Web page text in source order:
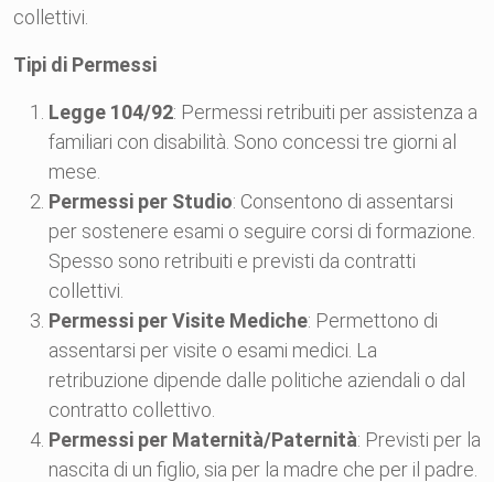
collettivi.
Tipi di Permessi
Legge 104/92: Permessi retribuiti per assistenza a
familiari con disabilità. Sono concessi tre giorni al
mese.
Permessi per Studio: Consentono di assentarsi
per sostenere esami o seguire corsi di formazione.
Spesso sono retribuiti e previsti da contratti
collettivi.
Permessi per Visite Mediche: Permettono di
assentarsi per visite o esami medici. La
retribuzione dipende dalle politiche aziendali o dal
contratto collettivo.
Permessi per Maternità/Paternità: Previsti per la
nascita di un figlio, sia per la madre che per il padre.